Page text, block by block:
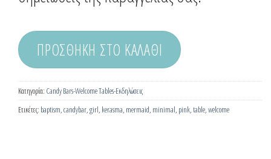
ΠΡΟΣΘΉΚΗ ΣΤΟ ΚΑΛΆΘΙ
Κατηγορία: Candy Bars-Welcome Tables-Εκδηλώσεις
Ετικέτες: baptism,candybar,girl, kerasma, mermaid, minimal, pink,table,welcome